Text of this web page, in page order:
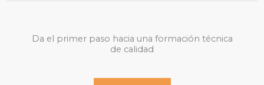
Da el primer paso hacia una formación técnica
de calidad